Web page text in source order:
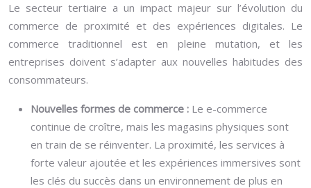
Le secteur tertiaire a un impact majeur sur l’évolution du
commerce de proximité et des expériences digitales. Le
commerce traditionnel est en pleine mutation, et les
entreprises doivent s’adapter aux nouvelles habitudes des
consommateurs.
Nouvelles formes de commerce : Le e-commerce
continue de croître, mais les magasins physiques sont
en train de se réinventer. La proximité, les services à
forte valeur ajoutée et les expériences immersives sont
les clés du succès dans un environnement de plus en